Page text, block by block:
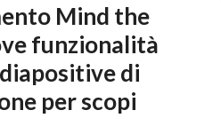
Mind the
funzionalità
di
per scopi